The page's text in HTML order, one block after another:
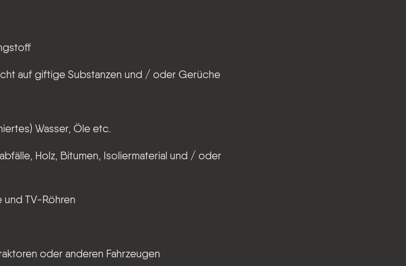
auf giftige Substanzen und / oder Gerüche
Wasser, Öle etc.
Holz, Bitumen, Isoliermaterial und / oder
und TV-Röhren
oder anderen Fahrzeugen